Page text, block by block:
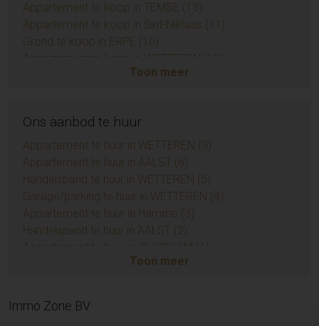
Appartement te koop in TEMSE (13)
Appartement te koop in Sint-Niklaas (11)
Grond te koop in ERPE (10)
Appartement te koop in WETTEREN (10)
Appartement te koop in ZUIDKOTE (9)
Opbrengsteigendom te koop in AALST (6)
Huis te koop in Sint-Niklaas (6)
Grond te koop in BIEVRE (4)
Appartement te koop in AMBLETEUSE (4)
Appartement te koop in LEDE (3)
Huis te koop in Temse (3)
Huis te koop in EREMBODEGEM (3)
Huis te koop in Sint-Lievens-Houtem (3)
Grond te koop in KERKSKEN (3)
Appartement te koop in LIEDEKERKE (3)
Toon meer
Ons aanbod te huur
Appartement te huur in WETTEREN (9)
Appartement te huur in AALST (6)
Handelspand te huur in WETTEREN (5)
Garage/parking te huur in WETTEREN (4)
Appartement te huur in Hamme (3)
Handelspand te huur in AALST (2)
Appartement te huur in GIJZEGEM (1)
Handelspand te huur in DENDERHOUTEM (1)
Huis te huur in AALST (1)
Toon meer
Immo Zone BV